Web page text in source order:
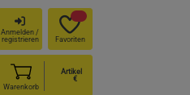
Anmelden /
registrieren
Favoriten
Warenkorb
Artikel
€